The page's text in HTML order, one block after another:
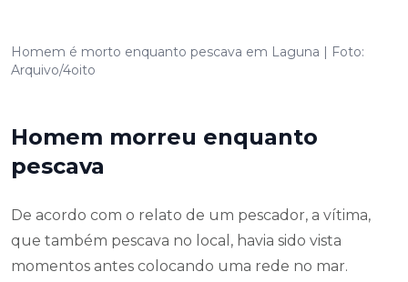
Homem é morto enquanto pescava em Laguna | Foto:
Arquivo/4oito
Homem morreu enquanto
pescava
De acordo com o relato de um pescador, a vítima,
que também pescava no local, havia sido vista
momentos antes colocando uma rede no mar.